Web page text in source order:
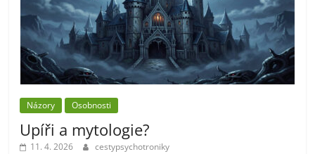
Názory Osobnosti
Upíři a mytologie?
11. 4. 2026 cestypsychotroniky